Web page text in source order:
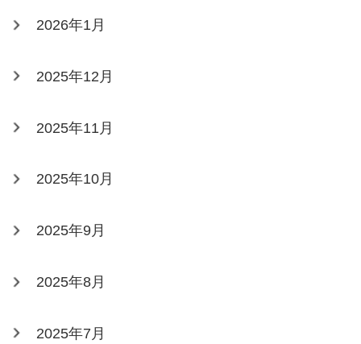
2026年1月
2025年12月
2025年11月
2025年10月
2025年9月
2025年8月
2025年7月